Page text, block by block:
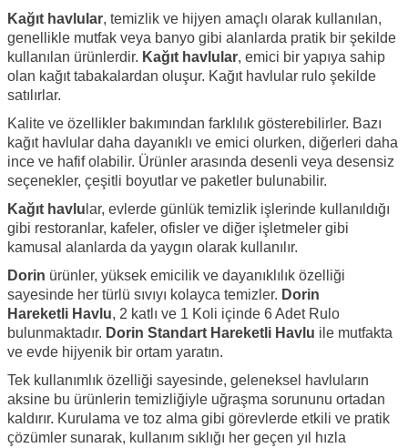
Kağıt havlular, temizlik ve hijyen amaçlı olarak kullanılan,
genellikle mutfak veya banyo gibi alanlarda pratik bir şekilde
kullanılan ürünlerdir. Kağıt havlular, emici bir yapıya sahip
olan kağıt tabakalardan oluşur. Kağıt havlular rulo şekilde
satılırlar.
Kalite ve özellikler bakımından farklılık gösterebilirler. Bazı
kağıt havlular daha dayanıklı ve emici olurken, diğerleri daha
ince ve hafif olabilir. Ürünler arasında desenli veya desensiz
seçenekler, çeşitli boyutlar ve paketler bulunabilir.
Kağıt havlu lar, evlerde günlük temizlik işlerinde kullanıldığı
gibi restoranlar, kafeler, ofisler ve diğer işletmeler gibi
kamusal alanlarda da yaygın olarak kullanılır.
Dorin ürünler, yüksek emicilik ve dayanıklılık özelliği
sayesinde her türlü sıvıyı kolayca temizler. Dorin
Hareketli Havlu, 2 katlı ve 1 Koli içinde 6 Adet Rulo
bulunmaktadır. Dorin Standart Hareketli Havlu ile mutfakta
ve evde hijyenik bir ortam yaratın.
Tek kullanımlık özelliği sayesinde, geleneksel havluların
aksine bu ürünlerin temizliğiyle uğraşma sorununu ortadan
kaldırır. Kurulama ve toz alma gibi görevlerde etkili ve pratik
çözümler sunarak, kullanım sıklığı her geçen yıl hızla